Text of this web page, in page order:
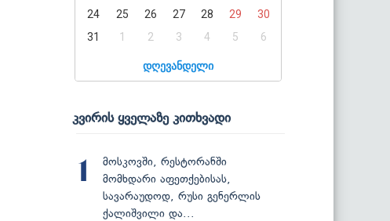
24
25 26 27 28 29
30
31
1 2 3 4 5 6
დღევანდელი
კვირის ყველაზე კითხვადი
1
მოსკოვში, რესტორანში
მომხდარი აფეთქებისას,
სავარაუდოდ, რუსი გენერლის
ქალიშვილი და...